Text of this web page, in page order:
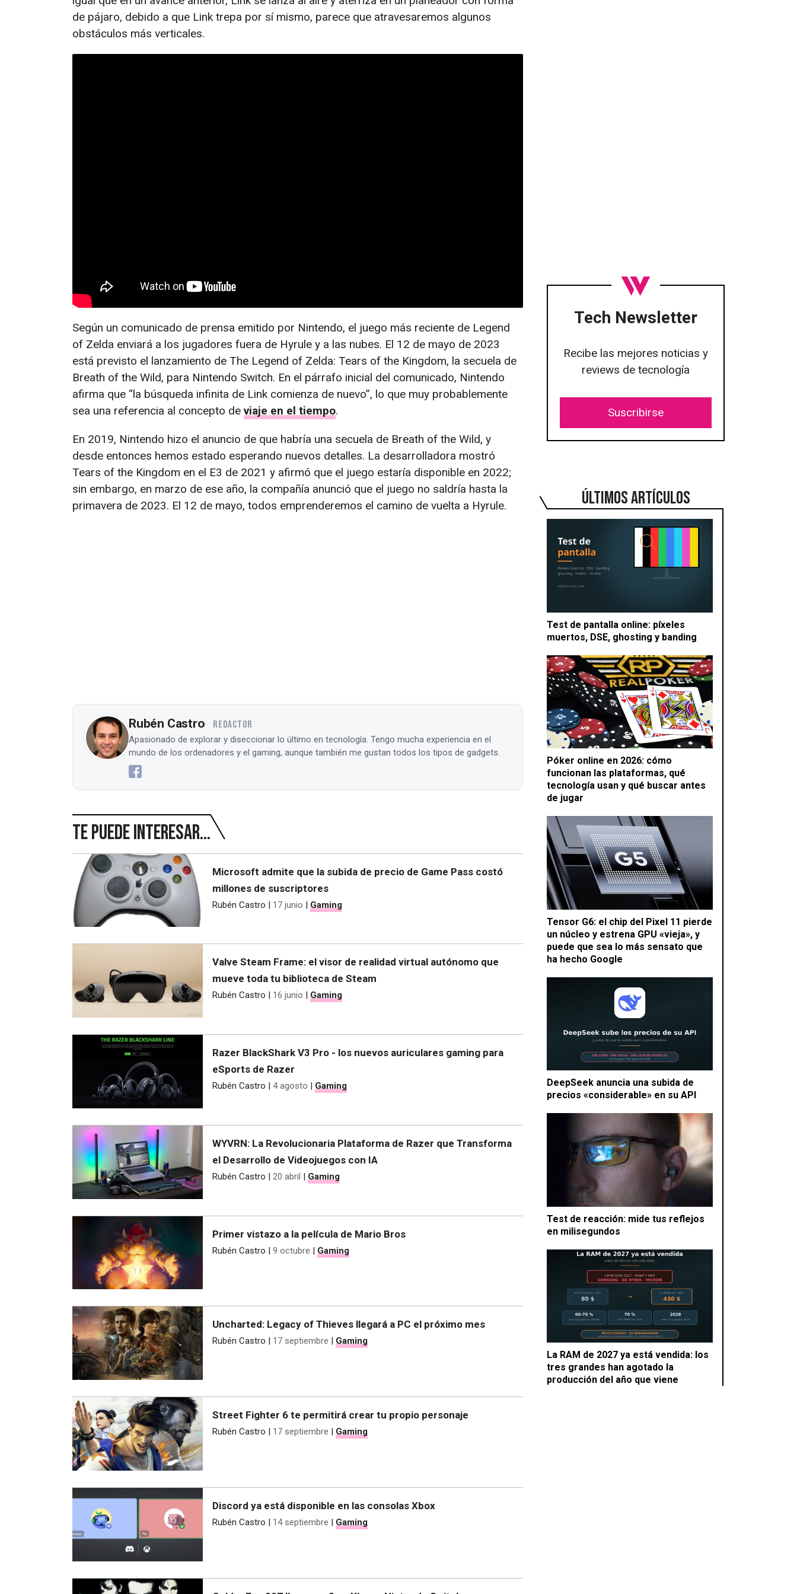
Tech Newsletter
Recibe las mejores noticias y
reviews de tecnología
Suscribirse
ÚLTIMOS ARTÍCULOS
Test de pantalla online: píxeles
muertos, DSE, ghosting y banding
Póker online en 2026: cómo
funcionan las plataformas, qué
tecnología usan y qué buscar antes
de jugar
Tensor G6: el chip del Pixel 11 pierde
un núcleo y estrena GPU «vieja», y
puede que sea lo más sensato que
ha hecho Google
DeepSeek anuncia una subida de
precios «considerable» en su API
Test de reacción: mide tus reflejos
en milisegundos
La RAM de 2027 ya está vendida: los
tres grandes han agotado la
producción del año que viene
de pájaro, debido a que Link trepa por sí mismo, parece que atravesaremos algunos
obstáculos más verticales.
Según un comunicado de prensa emitido por Nintendo, el juego más reciente de Legend
of Zelda enviará a los jugadores fuera de Hyrule y a las nubes. El 12 de mayo de 2023
está previsto el lanzamiento de The Legend of Zelda: Tears of the Kingdom, la secuela de
Breath of the Wild, para Nintendo Switch. En el párrafo inicial del comunicado, Nintendo
afirma que “la búsqueda infinita de Link comienza de nuevo”, lo que muy probablemente
sea una referencia al concepto de viaje en el tiempo.
En 2019, Nintendo hizo el anuncio de que habría una secuela de Breath of the Wild, y
desde entonces hemos estado esperando nuevos detalles. La desarrolladora mostró
Tears of the Kingdom en el E3 de 2021 y afirmó que el juego estaría disponible en 2022;
sin embargo, en marzo de ese año, la compañía anunció que el juego no saldría hasta la
primavera de 2023. El 12 de mayo, todos emprenderemos el camino de vuelta a Hyrule.
Rubén Castro REDACTOR
Apasionado de explorar y diseccionar lo último en tecnología. Tengo mucha experiencia en el
mundo de los ordenadores y el gaming, aunque también me gustan todos los tipos de gadgets.
Te puede interesar...
Microsoft admite que la subida de precio de Game Pass costó
millones de suscriptores
Rubén Castro | 17 junio | Gaming
Valve Steam Frame: el visor de realidad virtual autónomo que
mueve toda tu biblioteca de Steam
Rubén Castro | 16 junio | Gaming
Razer BlackShark V3 Pro - los nuevos auriculares gaming para
eSports de Razer
Rubén Castro | 4 agosto | Gaming
WYVRN: La Revolucionaria Plataforma de Razer que Transforma
el Desarrollo de Videojuegos con IA
Rubén Castro | 20 abril | Gaming
Primer vistazo a la película de Mario Bros
Rubén Castro | 9 octubre | Gaming
Uncharted: Legacy of Thieves llegará a PC el próximo mes
Rubén Castro | 17 septiembre | Gaming
Street Fighter 6 te permitirá crear tu propio personaje
Rubén Castro | 17 septiembre | Gaming
Discord ya está disponible en las consolas Xbox
Rubén Castro | 14 septiembre | Gaming